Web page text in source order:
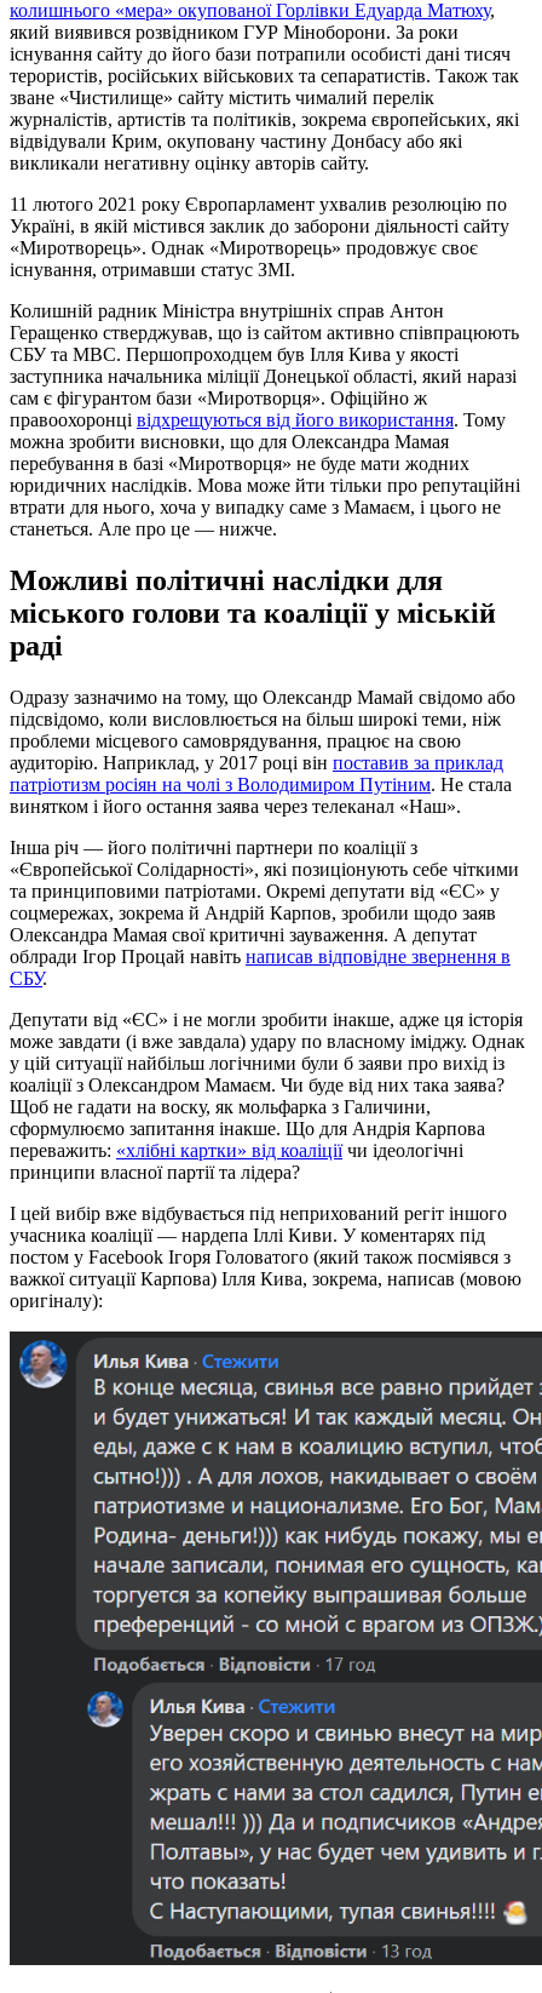
колишнього «мера» окупованої Горлівки Едуарда Матюху,
який виявився розвідником ГУР Міноборони. За роки
існування сайту до його бази потрапили особисті дані тисяч
терористів, російських військових та сепаратистів. Також так
зване «Чистилище» сайту містить чималий перелік
журналістів, артистів та політиків, зокрема європейських, які
відвідували Крим, окуповану частину Донбасу або які
викликали негативну оцінку авторів сайту.
11 лютого 2021 року Європарламент ухвалив резолюцію по
Україні, в якій містився заклик до заборони діяльності сайту
«Миротворець». Однак «Миротворець» продовжує своє
існування, отримавши статус ЗМІ.
Колишній радник Міністра внутрішніх справ Антон
Геращенко стверджував, що із сайтом активно співпрацюють
СБУ та МВС. Першопроходцем був Ілля Кива у якості
заступника начальника міліції Донецької області, який наразі
сам є фігурантом бази «Миротворця». Офіційно ж
правоохоронці відхрещуються від його використання. Тому
можна зробити висновки, що для Олександра Мамая
перебування в базі «Миротворця» не буде мати жодних
юридичних наслідків. Мова може йти тільки про репутаційні
втрати для нього, хоча у випадку саме з Мамаєм, і цього не
станеться. Але про це — нижче.
Можливі політичні наслідки для
міського голови та коаліції у міській
раді
Одразу зазначимо на тому, що Олександр Мамай свідомо або
підсвідомо, коли висловлюється на більш широкі теми, ніж
проблеми місцевого самоврядування, працює на свою
аудиторію. Наприклад, у 2017 році він поставив за приклад
патріотизм росіян на чолі з Володимиром Путіним. Не стала
винятком і його остання заява через телеканал «Наш».
Інша річ — його політичні партнери по коаліції з
«Європейської Солідарності», які позиціонують себе чіткими
та принциповими патріотами. Окремі депутати від «ЄС» у
соцмережах, зокрема й Андрій Карпов, зробили щодо заяв
Олександра Мамая свої критичні зауваження. А депутат
облради Ігор Процай навіть написав відповідне звернення в
СБУ.
Депутати від «ЄС» і не могли зробити інакше, адже ця історія
може завдати (і вже завдала) удару по власному іміджу. Однак
у цій ситуації найбільш логічними були б заяви про вихід із
коаліції з Олександром Мамаєм. Чи буде від них така заява?
Щоб не гадати на воску, як мольфарка з Галичини,
сформулюємо запитання інакше. Що для Андрія Карпова
переважить: «хлібні картки» від коаліціїчи ідеологічні
принципи власної партії та лідера?
І цей вибір вже відбувається під неприхований регіт іншого
учасника коаліції — нардепа Іллі Киви. У коментарях під
постом у Facebook Ігоря Головатого (який також посміявся з
важкої ситуації Карпова) Ілля Кива, зокрема, написав (мовою
оригіналу):